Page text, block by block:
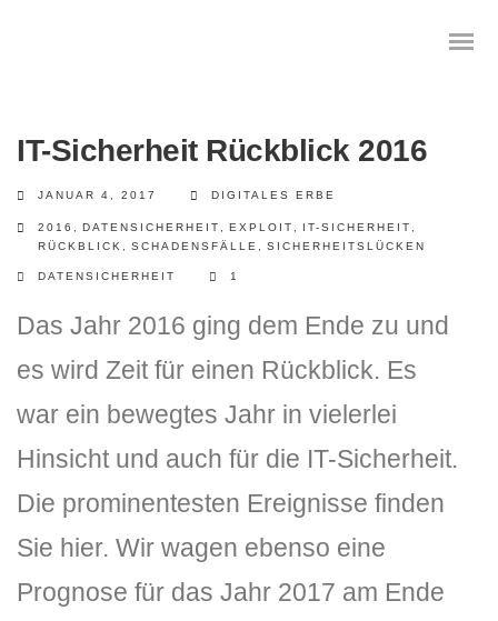
Das digitale Testament
Digitale Vorsorge
Internetsuche
Wie regeln Sie ihren digitalen Nachlass
Digitaler Nachlass
IT-Sicherheit Rückblick 2016
JANUAR 4, 2017 DIGITALES ERBE
2016 DATENSICHERHEIT EXPLOIT IT-SICHERHEIT
RÜCKBLICK
SCHADENSFÄLLE SICHERHEITSLÜCKEN
DATENSICHERHEIT 1
Das Jahr 2016 ging dem Ende zu und
es wird Zeit für einen Rückblick. Es
war ein bewegtes Jahr in vielerlei
Hinsicht und auch für die IT-Sicherheit.
Die prominentesten Ereignisse finden
Sie hier. Wir wagen ebenso eine
Prognose für das Jahr 2017 am Ende